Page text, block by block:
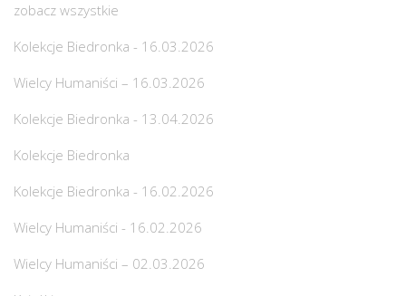
zobacz wszystkie
Kolekcje Biedronka - 16.03.2026
Wielcy Humaniści – 16.03.2026
Kolekcje Biedronka - 13.04.2026
Kolekcje Biedronka
Kolekcje Biedronka - 16.02.2026
Wielcy Humaniści - 16.02.2026
Wielcy Humaniści – 02.03.2026